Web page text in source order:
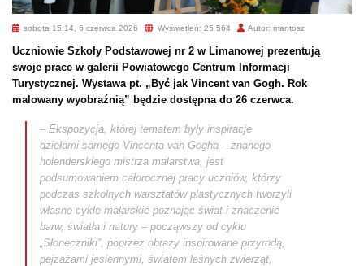
sobota 15:14, 6 czerwca 2026 Wyświetleń: 25 564 Autor: mantosz
Uczniowie Szkoły Podstawowej nr 2 w Limanowej prezentują
swoje prace w galerii Powiatowego Centrum Informacji
Turystycznej. Wystawa pt. „Być jak Vincent van Gogh. Rok
malowany wyobraźnią” będzie dostępna do 26 czerwca.
– Ekspozycja, której tematem były inspiracje
dziełami samego Vincenta van Gogha – znanego
holenderskiego mistrza malarstwa, jest
podsumowaniem całorocznej pracy uczniów, którzy
podczas szkolnych warsztatów plastycznych tworzyli
własne cykle malarskie poznając świat i znaczenie
barw, światła i natury – począwszy od cyklu
„Słoneczniki”, poprzez obrazy inspirowane przyrodą,
pejzażami jesiennymi, światem leśnych zwierząt,